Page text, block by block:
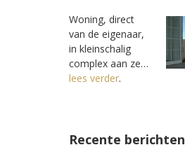
Woning, direct
van de eigenaar,
in kleinschalig
complex aan ze…
lees verder.
Recente berichten